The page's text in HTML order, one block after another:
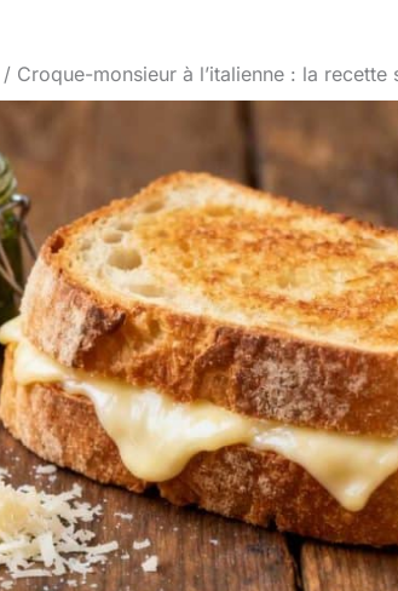
Croque-monsieur à l’italienne : la recette